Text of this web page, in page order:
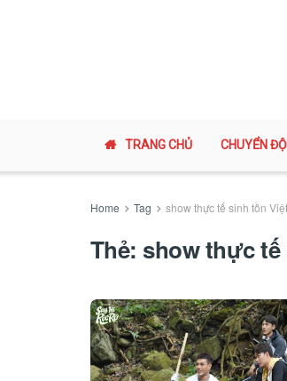
TRANG CHỦ CHUYỂN
Home Tag show thực tế sinh tồn
Thẻ: show thực tế